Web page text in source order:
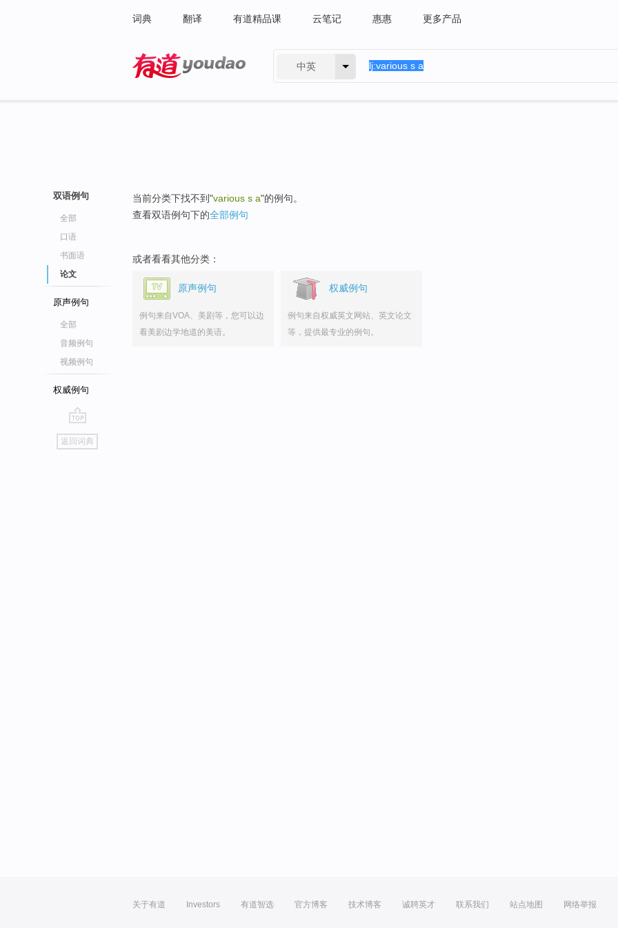
词典 翻译 有道精品课 云笔记 惠惠 更多产品
中英
双语例句
全部
口语
书面语
论文
原声例句
全部
音频例句
视频例句
权威例句
go
top
返回词典
当前分类下找不到"various s a"的例句。
查看双语例句下的全部例句
或者看看其他分类：
原声例句
例句来自VOA、美剧等，您可以边
看美剧边学地道的美语。
权威例句
例句来自权威英文网站、英文论文
等，提供最专业的例句。
关于有道 Investors 有道智选 官方博客 技术博客 诚聘英才 联系我们 站点地图 网络举报